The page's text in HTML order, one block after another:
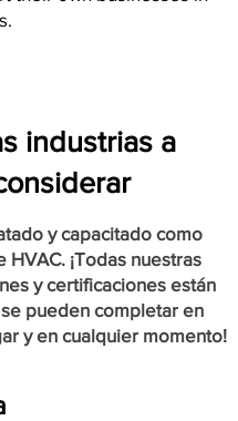
industrias a
y capacitado como
HVAC. ¡Todas nuestras
y certificaciones están
pueden completar en
y en cualquier momento!